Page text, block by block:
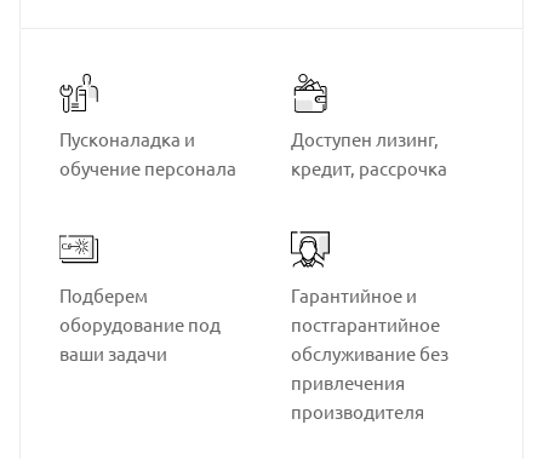
Пусконаладка и
обучение персонала
Доступен лизинг,
кредит, рассрочка
Подберем
оборудование под
ваши задачи
Гарантийное и
постгарантийное
обслуживание без
привлечения
производителя